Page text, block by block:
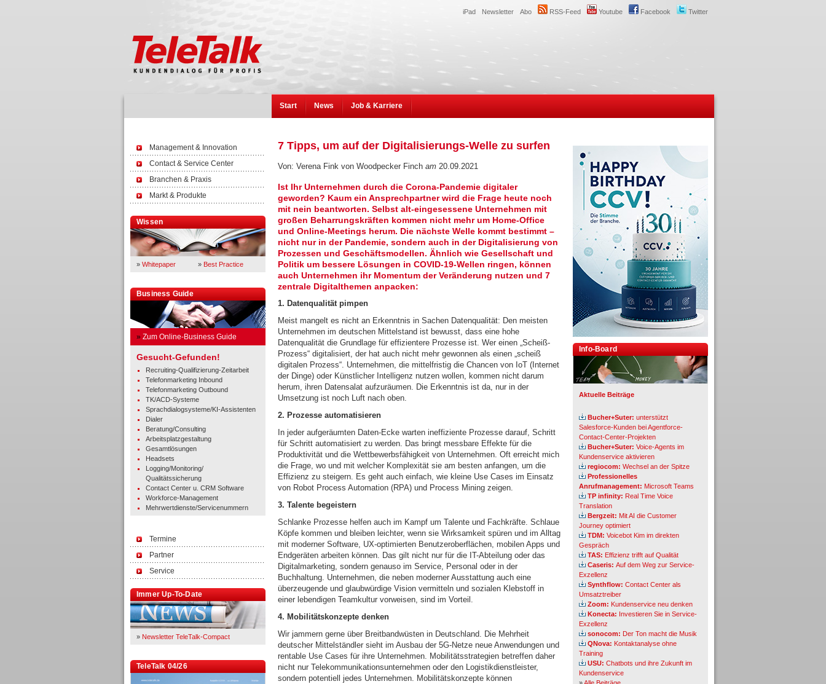
Twitter
Facebook
Youtube
RSS-Feed
Abo
Newsletter
iPad
Start News Job & Karriere
Management & Innovation
Contact & Service Center
Branchen & Praxis
Markt & Produkte
Wissen
» Whitepaper » Best Practice
Business Guide
» Zum Online-Business Guide
Gesucht-Gefunden!
Recruiting-Qualifizierung-Zeitarbeit
Telefonmarketing Inbound
Telefonmarketing Outbound
TK/ACD-Systeme
Sprachdialogsysteme/KI-Assistenten
Dialer
Beratung/Consulting
Arbeitsplatzgestaltung
Gesamtlösungen
Headsets
Logging/Monitoring/
Qualitätssicherung
Contact Center u. CRM Software
Workforce-Management
Mehrwertdienste/Servicenummern
Termine
Partner
Service
Immer Up-To-Date
» Newsletter TeleTalk-Compact
TeleTalk 04/26
7 Tipps, um auf der Digitalisierungs-Welle zu surfen
Von: Verena Fink von Woodpecker Finch am 20.09.2021
Ist Ihr Unternehmen durch die Corona-Pandemie digitaler
geworden? Kaum ein Ansprechpartner wird die Frage heute noch
mit nein beantworten. Selbst alt-eingesessene Unternehmen mit
großen Beharrungskräften kommen nicht mehr um Home-Office
und Online-Meetings herum. Die nächste Welle kommt bestimmt –
nicht nur in der Pandemie, sondern auch in der Digitalisierung von
Prozessen und Geschäftsmodellen. Ähnlich wie Gesellschaft und
Politik um bessere Lösungen in COVID-19-Wellen ringen, können
auch Unternehmen ihr Momentum der Veränderung nutzen und 7
zentrale Digitalthemen anpacken:
1. Datenqualität pimpen
Meist mangelt es nicht an Erkenntnis in Sachen Datenqualität: Den meisten
Unternehmen im deutschen Mittelstand ist bewusst, dass eine hohe
Datenqualität die Grundlage für effizientere Prozesse ist. Wer einen „Scheiß-
Prozess“ digitalisiert, der hat auch nicht mehr gewonnen als einen „scheiß
digitalen Prozess“. Unternehmen, die mittelfristig die Chancen von IoT (Internet
der Dinge) oder Künstlicher Intelligenz nutzen wollen, kommen nicht darum
herum, ihren Datensalat aufzuräumen. Die Erkenntnis ist da, nur in der
Umsetzung ist noch Luft nach oben.
2. Prozesse automatisieren
In jeder aufgeräumten Daten-Ecke warten ineffiziente Prozesse darauf, Schritt
für Schritt automatisiert zu werden. Das bringt messbare Effekte für die
Produktivität und die Wettbewerbsfähigkeit von Unternehmen. Oft erreicht mich
die Frage, wo und mit welcher Komplexität sie am besten anfangen, um die
Effizienz zu steigern. Es geht auch einfach, wie kleine Use Cases im Einsatz
von Robot Process Automation (RPA) und Process Mining zeigen.
3. Talente begeistern
Schlanke Prozesse helfen auch im Kampf um Talente und Fachkräfte. Schlaue
Köpfe kommen und bleiben leichter, wenn sie Wirksamkeit spüren und im Alltag
mit moderner Software, UX-optimierten Benutzeroberflächen, mobilen Apps und
Endgeräten arbeiten können. Das gilt nicht nur für die IT-Abteilung oder das
Digitalmarketing, sondern genauso im Service, Personal oder in der
Buchhaltung. Unternehmen, die neben moderner Ausstattung auch eine
überzeugende und glaubwürdige Vision vermitteln und sozialen Klebstoff in
einer lebendigen Teamkultur vorweisen, sind im Vorteil.
4. Mobilitätskonzepte denken
Wir jammern gerne über Breitbandwüsten in Deutschland. Die Mehrheit
deutscher Mittelständler sieht im Ausbau der 5G-Netze neue Anwendungen und
rentable Use Cases für ihre Unternehmen. Mobilitätsstrategien betreffen daher
nicht nur Telekommunikationsunternehmen oder den Logistikdienstleister,
sondern potentiell jedes Unternehmen. Mobilitätskonzepte können
Info-Board
Aktuelle Beiträge
Bucher+Suter: unterstützt
Salesforce-Kunden bei Agentforce-
Contact-Center-Projekten
Bucher+Suter: Voice-Agents im
Kundenservice aktivieren
regiocom: Wechsel an der Spitze
Professionelles
Anrufmanagement: Microsoft Teams
TP infinity: Real Time Voice
Translation
Bergzeit: Mit AI die Customer
Journey optimiert
TDM: Voicebot Kim im direkten
Gespräch
TAS: Effizienz trifft auf Qualität
Caseris: Auf dem Weg zur Service-
Exzellenz
Synthflow: Contact Center als
Umsatztreiber
Zoom: Kundenservice neu denken
Konecta: Investieren Sie in Service-
Exzellenz
sonocom: Der Ton macht die Musik
QNova: Kontaktanalyse ohne
Training
USU: Chatbots und ihre Zukunft im
Kundenservice